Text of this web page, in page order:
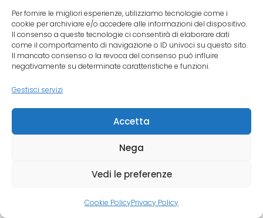
Per fornire le migliori esperienze, utilizziamo tecnologie come i
cookie per archiviare e/o accedere alle informazioni del dispositivo.
Il consenso a queste tecnologie ci consentirà di elaborare dati
come il comportamento di navigazione o ID univoci su questo sito.
Il mancato consenso o la revoca del consenso può influire
negativamente su determinate caratteristiche e funzioni.
Gestisci servizi
Accetta
Nega
Vedi le preferenze
Cookie PolicyPrivacy Policy